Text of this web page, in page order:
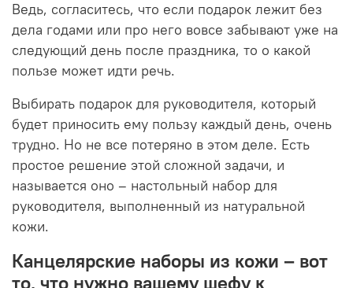
Ведь, согласитесь, что если подарок лежит без
дела годами или про него вовсе забывают уже на
следующий день после праздника, то о какой
пользе может идти речь.
Выбирать подарок для руководителя, который
будет приносить ему пользу каждый день, очень
трудно. Но не все потеряно в этом деле. Есть
простое решение этой сложной задачи, и
называется оно – настольный набор для
руководителя, выполненный из натуральной
кожи.
Канцелярские наборы из кожи – вот
то, что нужно вашему шефу к